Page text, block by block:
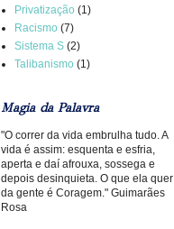
Privatização (1)
Racismo (7)
Sistema S (2)
Talibanismo (1)
Magia da Palavra
"O correr da vida embrulha tudo. A
vida é assim: esquenta e esfria,
aperta e daí afrouxa, sossega e
depois desinquieta. O que ela quer
da gente é Coragem." Guimarães
Rosa